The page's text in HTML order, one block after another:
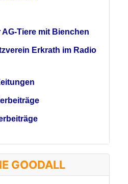
Tiere mit Bienchen
Erkrath im Radio
GOODALL